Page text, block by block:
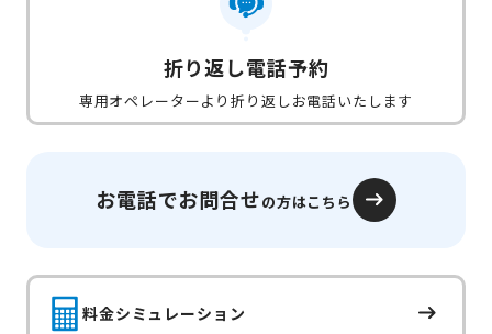
折り返し電話予約
専用オペレーターより折り返しお電話いたします
お電話でお問合せの方はこちら
料金シミュレーション